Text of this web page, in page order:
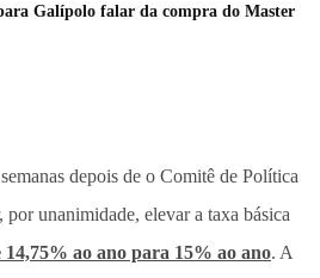
Galípolo falar da compra do Master
depois de o Comitê de Política
unanimidade, elevar a taxa básica
14,75% ao ano para 15% ao ano. A